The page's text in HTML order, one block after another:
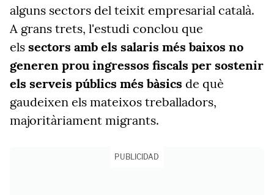
alguns sectors del teixit empresarial català.
A grans trets, l'estudi conclou que
els sectors amb els salaris més baixos no
generen prou ingressos fiscals per sostenir
els serveis públics més bàsics de què
gaudeixen els mateixos treballadors,
majoritàriament migrants.
PUBLICIDAD